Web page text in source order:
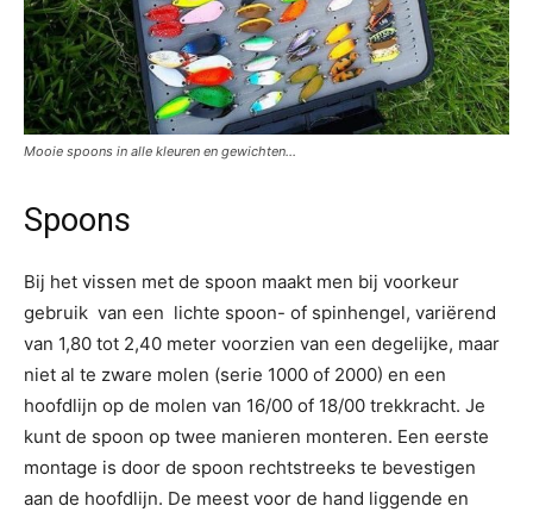
Mooie spoons in alle kleuren en gewichten…
Spoons
Bij het vissen met de spoon maakt men bij voorkeur
gebruik van een lichte spoon- of spinhengel, variërend
van 1,80 tot 2,40 meter voorzien van een degelijke, maar
niet al te zware molen (serie 1000 of 2000) en een
hoofdlijn op de molen van 16/00 of 18/00 trekkracht. Je
kunt de spoon op twee manieren monteren. Een eerste
montage is door de spoon rechtstreeks te bevestigen
aan de hoofdlijn. De meest voor de hand liggende en